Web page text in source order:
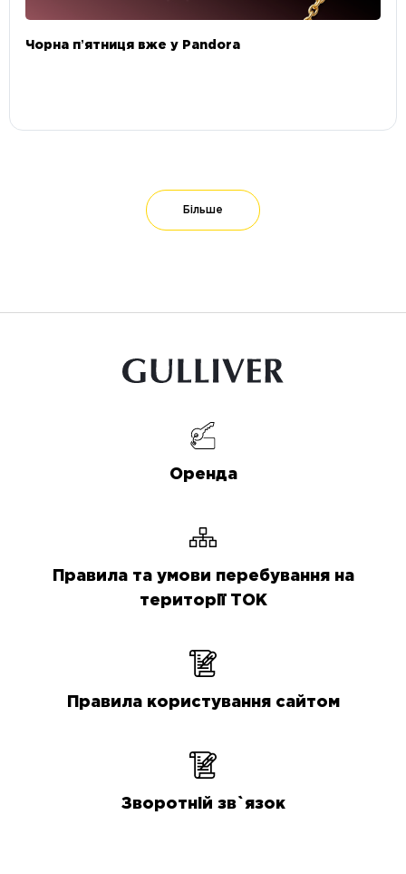
Чорна пʼятниця вже у Pandora
Більше
Оренда
Правила та умови перебування на
території ТОК
Правила користування сайтом
Зворотній зв`язок